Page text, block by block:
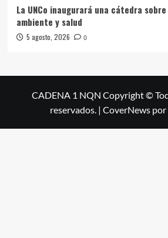
La UNCo inaugurará una cátedra
ambiente y salud
5 agosto, 2026 0
CADENA 1 NQN Copyright ©
reservados. | CoverNews por